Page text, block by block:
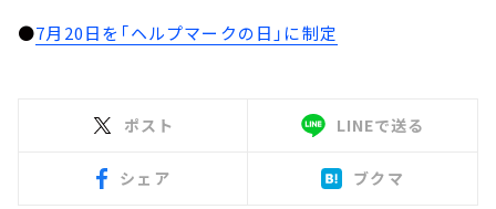
●7月20日を「ヘルプマークの日」に制定
ポスト LINEで送る
シェア ブクマ